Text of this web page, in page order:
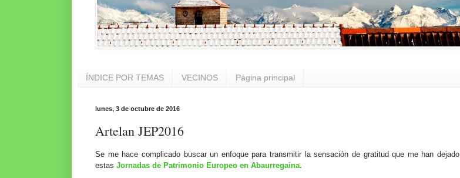
ÍNDICE POR TEMAS VECINOS Página principal
lunes, 3 de octubre de 2016
Artelan JEP2016
Se me hace complicado buscar un enfoque para transmitir la sensación de gratitud que me han dejado
estas Jornadas de Patrimonio Europeo en Abaurregaina.